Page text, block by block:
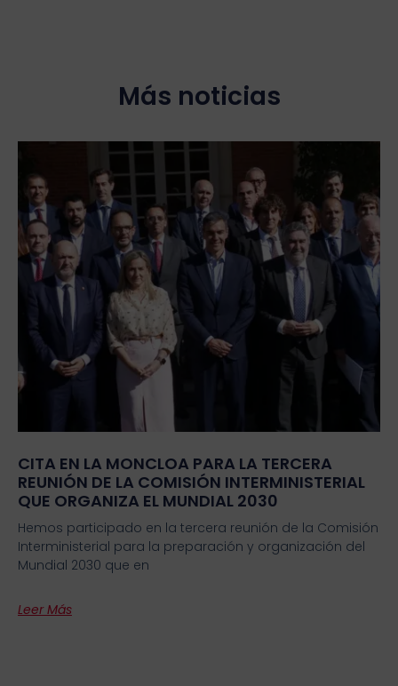
Más noticias
CITA EN LA MONCLOA PARA LA TERCERA
REUNIÓN DE LA COMISIÓN INTERMINISTERIAL
QUE ORGANIZA EL MUNDIAL 2030
Hemos participado en la tercera reunión de la Comisión
Interministerial para la preparación y organización del
Mundial 2030 que en
Leer Más